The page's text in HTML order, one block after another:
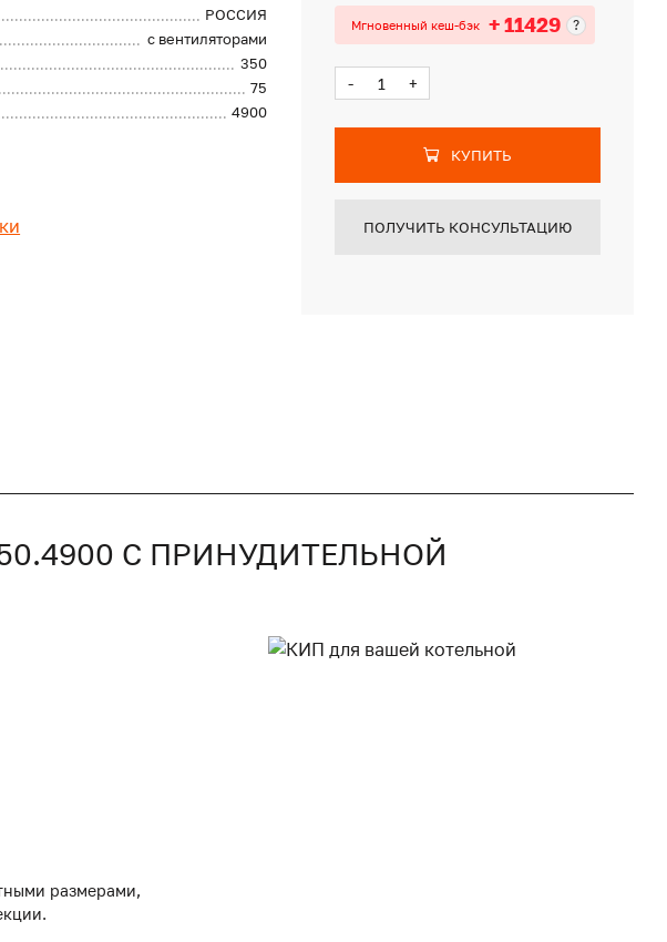
РОССИЯ
с вентиляторами
350
75
4900
Мгновенный кеш-бэк + 11429 ?
- +
КУПИТЬ
ПОЛУЧИТЬ КОНСУЛЬТАЦИЮ
С ПРИНУДИТЕЛЬНОЙ
размерами,